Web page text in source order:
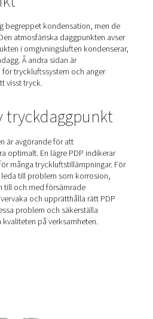
daggpunkt
kring begreppet kondensation,
Den atmosfäriska
fukten i omgivningsluften
Å andra sidan är